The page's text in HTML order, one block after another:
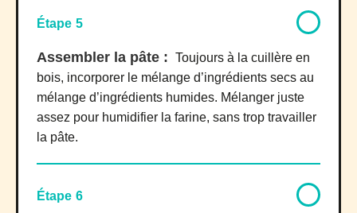
Étape 5
Assembler la pâte : Toujours à la cuillère en
bois, incorporer le mélange d’ingrédients secs au
mélange d’ingrédients humides. Mélanger juste
assez pour humidifier la farine, sans trop travailler
la pâte.
Étape 6